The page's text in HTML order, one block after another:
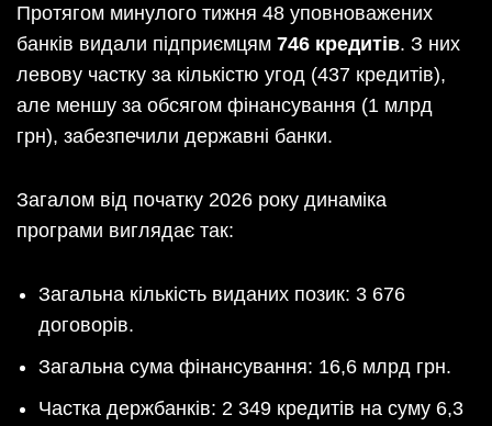
Протягом минулого тижня 48 уповноважених
банків видали підприємцям 746 кредитів. З них
левову частку за кількістю угод (437 кредитів),
але меншу за обсягом фінансування (1 млрд
грн), забезпечили державні банки.
Загалом від початку 2026 року динаміка
програми виглядає так:
Загальна кількість виданих позик: 3 676
договорів.
Загальна сума фінансування: 16,6 млрд грн.
Частка держбанків: 2 349 кредитів на суму 6,3